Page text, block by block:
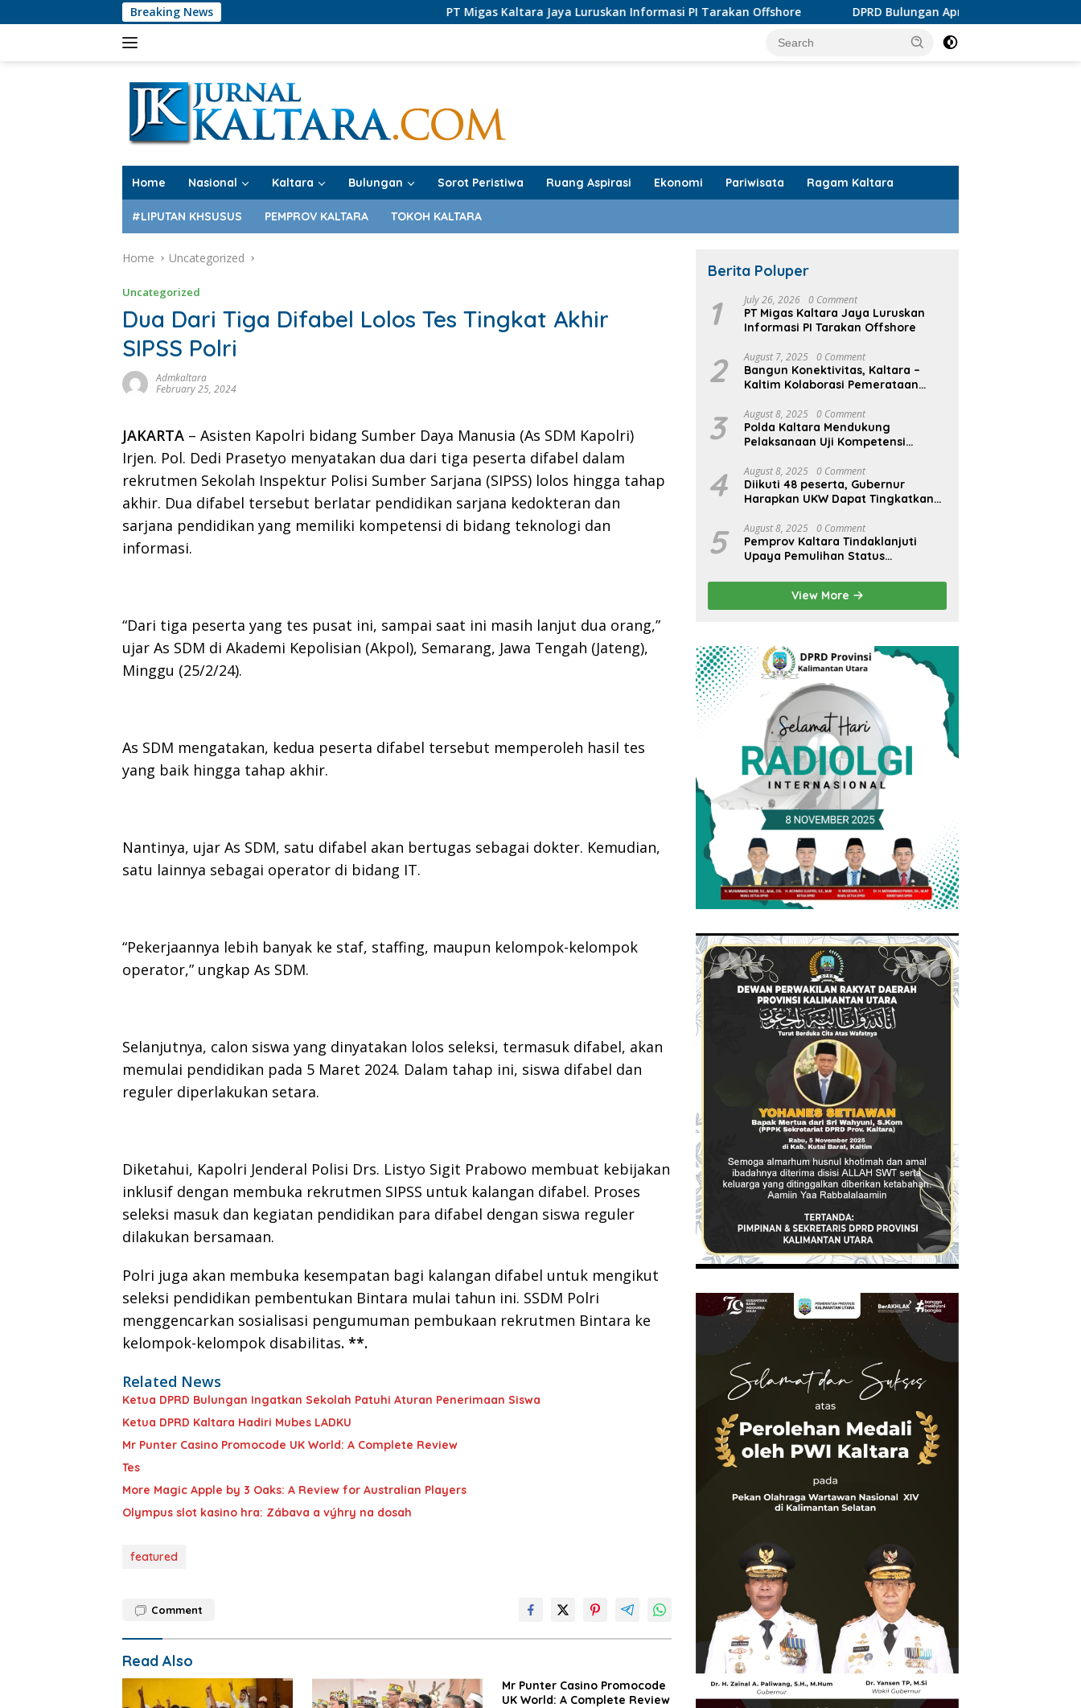
to
Breaking News PT Migas Kaltara Jaya Luruskan Informasi PI Tarakan Offshore DPRD Bulungan Apresiasi Produk AMDK KayanKu
Home Nasional Kaltara Bulungan Sorot Peristiwa Ruang Aspirasi Ekonomi Pariwisata Ragam Kaltara
#LIPUTAN KHSUSUS PEMPROV KALTARA TOKOH KALTARA
Home Uncategorized
Uncategorized
Dua Dari Tiga Difabel Lolos Tes Tingkat Akhir
SIPSS Polri
Admkaltara
February 25, 2024
JAKARTA – Asisten Kapolri bidang Sumber Daya Manusia (As SDM Kapolri)
Irjen. Pol. Dedi Prasetyo menyatakan dua dari tiga peserta difabel dalam
rekrutmen Sekolah Inspektur Polisi Sumber Sarjana (SIPSS) lolos hingga tahap
akhir. Dua difabel tersebut berlatar pendidikan sarjana kedokteran dan
sarjana pendidikan yang memiliki kompetensi di bidang teknologi dan
informasi.
“Dari tiga peserta yang tes pusat ini, sampai saat ini masih lanjut dua orang,”
ujar As SDM di Akademi Kepolisian (Akpol), Semarang, Jawa Tengah (Jateng),
Minggu (25/2/24).
As SDM mengatakan, kedua peserta difabel tersebut memperoleh hasil tes
yang baik hingga tahap akhir.
Nantinya, ujar As SDM, satu difabel akan bertugas sebagai dokter. Kemudian,
satu lainnya sebagai operator di bidang IT.
“Pekerjaannya lebih banyak ke staf, staffing, maupun kelompok-kelompok
operator,” ungkap As SDM.
Selanjutnya, calon siswa yang dinyatakan lolos seleksi, termasuk difabel, akan
memulai pendidikan pada 5 Maret 2024. Dalam tahap ini, siswa difabel dan
reguler diperlakukan setara.
Diketahui, Kapolri Jenderal Polisi Drs. Listyo Sigit Prabowo membuat kebijakan
inklusif dengan membuka rekrutmen SIPSS untuk kalangan difabel. Proses
seleksi masuk dan kegiatan pendidikan para difabel dengan siswa reguler
dilakukan bersamaan.
Polri juga akan membuka kesempatan bagi kalangan difabel untuk mengikut
seleksi pendidikan pembentukan Bintara mulai tahun ini. SSDM Polri
menggencarkan sosialisasi pengumuman pembukaan rekrutmen Bintara ke
kelompok-kelompok disabilitas. **.
Related News
Ketua DPRD Bulungan Ingatkan Sekolah Patuhi Aturan Penerimaan Siswa
Ketua DPRD Kaltara Hadiri Mubes LADKU
Mr Punter Casino Promocode UK World: A Complete Review
Tes
More Magic Apple by 3 Oaks: A Review for Australian Players
Olympus slot kasino hra: Zábava a výhry na dosah
featured
Comment
Read Also
Mr Punter Casino Promocode
UK World: A Complete Review
Berita Poluper
1 July 26, 2026 0 Comment
PT Migas Kaltara Jaya Luruskan
Informasi PI Tarakan Offshore
2 August 7, 2025 0 Comment
Bangun Konektivitas, Kaltara –
Kaltim Kolaborasi Pemerataan
3 August 8, 2025 0 Comment
Polda Kaltara Mendukung
Pelaksanaan Uji Kompetensi
4 August 8, 2025 0 Comment
Diikuti 48 peserta, Gubernur
Harapkan UKW Dapat Tingkatkan
5 August 8, 2025 0 Comment
Pemprov Kaltara Tindaklanjuti
Upaya Pemulihan Status
Tarakan
View More